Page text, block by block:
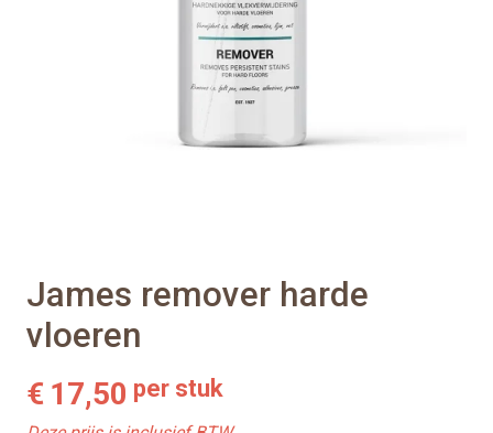
James remover harde
vloeren
€ 17,50 per stuk